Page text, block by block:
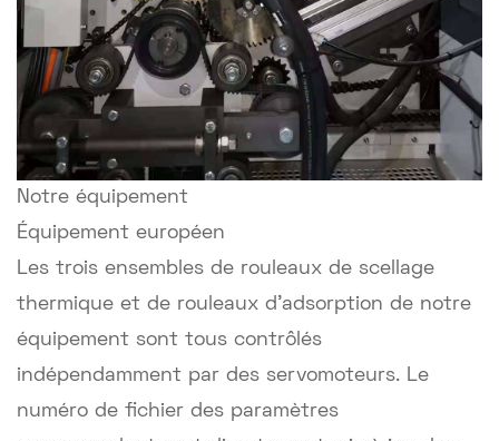
Notre équipement
Équipement européen
Les trois ensembles de rouleaux de scellage
thermique et de rouleaux d'adsorption de notre
équipement sont tous contrôlés
indépendamment par des servomoteurs. Le
numéro de fichier des paramètres